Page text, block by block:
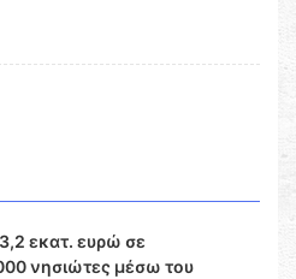
εκατ. ευρώ σε
νησιώτες μέσω του